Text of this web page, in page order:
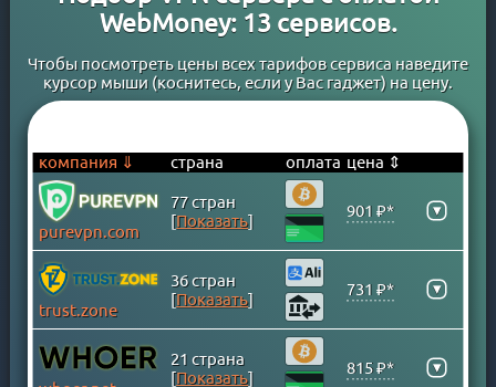
БОЛИВИЯ
БОСНИЯ
БРАЗИЛИЯ
ВЕЛИКОБРИТАНИЯ
ВЕНЕСУЭЛА
ВИРГИНСКИЕ ОСТРОВА
ВЬЕТНАМ
ГАНА
ГЕРМАНИЯ
ГОНКОНГ
БАНКОВСКИЙ ПЕРЕВОД
КРИПТОВАЛЮТА
ЮMONEY
WebMoney: 13 сервисов.
Чтобы посмотреть цены всех тарифов сервиса наведите
курсор мыши (коснитесь, если у Вас гаджет) на цену.
компания ⇓ страна оплата цена ⇕
purevpn.com
77 стран
[Показать]
901 ₽* ▾
trust.zone
36 стран
[Показать]
731 ₽* ▾
21 страна
[Показать]
815 ₽* ▾